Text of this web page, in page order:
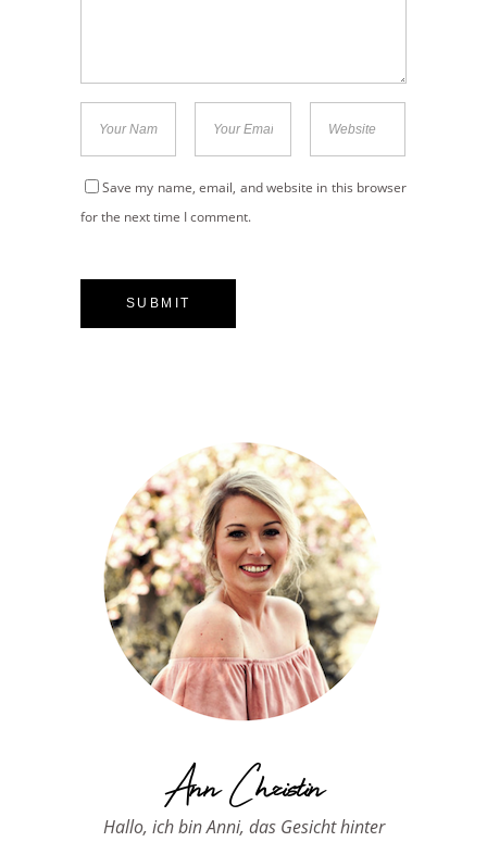
Save my name, email, and website in this browser
for the next time I comment.
Ann Christin
Hallo, ich bin Anni, das Gesicht hinter